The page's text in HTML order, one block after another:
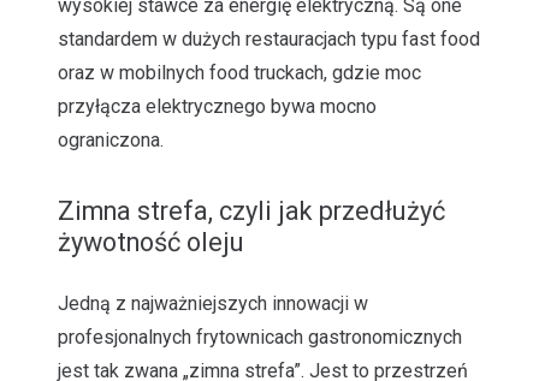
wysokiej stawce za energię elektryczną. Są one
standardem w dużych restauracjach typu fast food
oraz w mobilnych food truckach, gdzie moc
przyłącza elektrycznego bywa mocno
ograniczona.
Zimna strefa, czyli jak przedłużyć
żywotność oleju
Jedną z najważniejszych innowacji w
profesjonalnych frytownicach gastronomicznych
jest tak zwana „zimna strefa”. Jest to przestrzeń